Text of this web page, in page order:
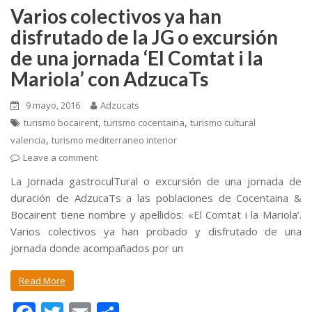
o
k
ti
r
Varios colectivos ya han
disfrutado de la JG o excursión
de una jornada ‘El Comtat i la
Mariola’ con AdzucaTs
9 mayo, 2016
Adzucats
turismo bocairent, turismo cocentaina, turismo cultural
valencia, turismo mediterraneo interior
Leave a comment
La Jornada gastroculTural o excursión de una jornada de
duración de AdzucaTs a las poblaciones de Cocentaina &
Bocairent tiene nombre y apellidos: «El Comtat i la Mariola’.
Varios colectivos ya han probado y disfrutado de una
jornada donde acompañados por un
Read More